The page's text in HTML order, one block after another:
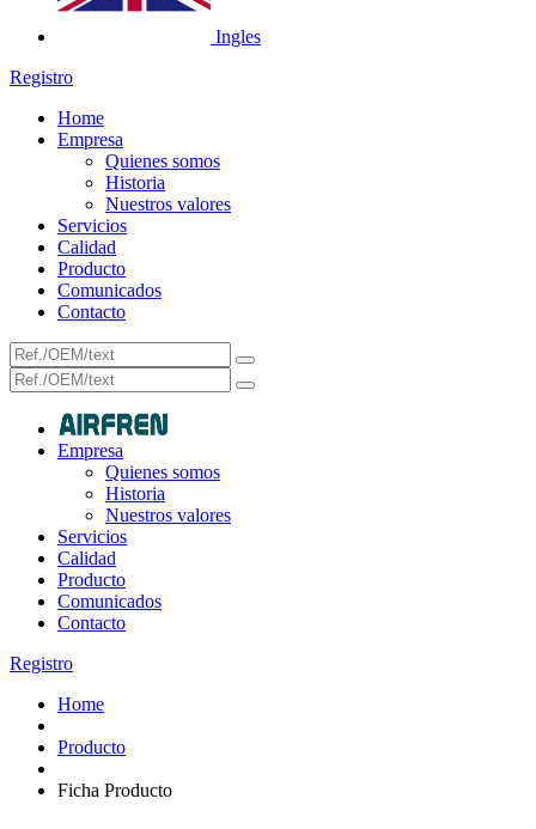
Ingles
Registro
Home
Empresa
Quienes somos
Historia
Nuestros valores
Servicios
Calidad
Producto
Comunicados
Contacto
Empresa
Quienes somos
Historia
Nuestros valores
Servicios
Calidad
Producto
Comunicados
Contacto
Registro
Home
Producto
Ficha Producto